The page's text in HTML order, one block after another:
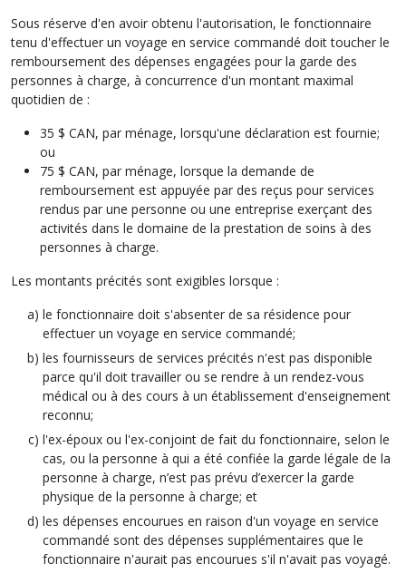
Sous réserve d'en avoir obtenu l'autorisation, le fonctionnaire
tenu d'effectuer un voyage en service commandé doit toucher le
remboursement des dépenses engagées pour la garde des
personnes à charge, à concurrence d'un montant maximal
quotidien de :
35 $ CAN, par ménage, lorsqu'une déclaration est fournie;
ou
75 $ CAN, par ménage, lorsque la demande de
remboursement est appuyée par des reçus pour services
rendus par une personne ou une entreprise exerçant des
activités dans le domaine de la prestation de soins à des
personnes à charge.
Les montants précités sont exigibles lorsque :
le fonctionnaire doit s'absenter de sa résidence pour
effectuer un voyage en service commandé;
les fournisseurs de services précités n'est pas disponible
parce qu'il doit travailler ou se rendre à un rendez-vous
médical ou à des cours à un établissement d'enseignement
reconnu;
l'ex-époux ou l'ex-conjoint de fait du fonctionnaire, selon le
cas, ou la personne à qui a été confiée la garde légale de la
personne à charge, n’est pas prévu d’exercer la garde
physique de la personne à charge; et
les dépenses encourues en raison d'un voyage en service
commandé sont des dépenses supplémentaires que le
fonctionnaire n'aurait pas encourues s'il n'avait pas voyagé.